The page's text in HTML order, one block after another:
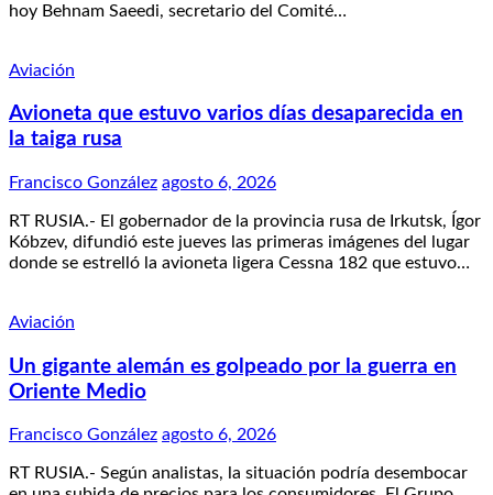
hoy Behnam Saeedi, secretario del Comité…
Aviación
Avioneta que estuvo varios días desaparecida en
la taiga rusa
Francisco González agosto 6, 2026
RT RUSIA.- El gobernador de la provincia rusa de Irkutsk, Ígor
Kóbzev, difundió este jueves las primeras imágenes del lugar
donde se estrelló la avioneta ligera Cessna 182 que estuvo…
Aviación
Un gigante alemán es golpeado por la guerra en
Oriente Medio
Francisco González agosto 6, 2026
RT RUSIA.- Según analistas, la situación podría desembocar